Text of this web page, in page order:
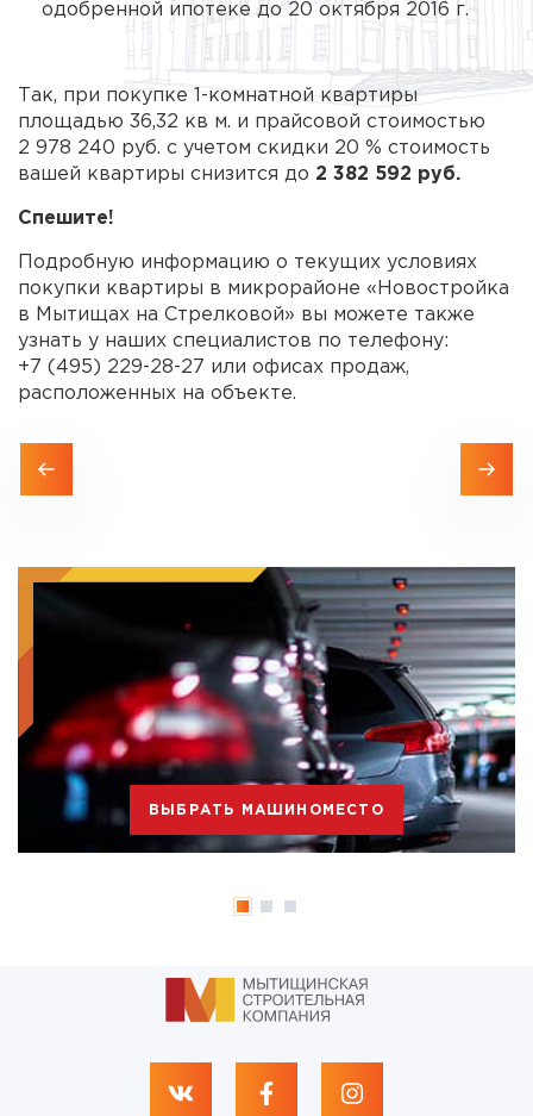
одобренной ипотеке до 20 октября 2016 г.
Так, при покупке 1-комнатной квартиры
площадью 36,32 кв м. и прайсовой стоимостью
2 978 240 руб. с учетом скидки 20 % стоимость
вашей квартиры снизится до 2 382 592 руб.
Спешите!
Подробную информацию о текущих условиях
покупки квартиры в микрорайоне «Новостройка
в Мытищах на Стрелковой» вы можете также
узнать у наших специалистов по телефону:
+7 (495) 229-28-27 или офисах продаж,
расположенных на объекте.
ВЫБРАТЬ МАШИНОМЕСТО